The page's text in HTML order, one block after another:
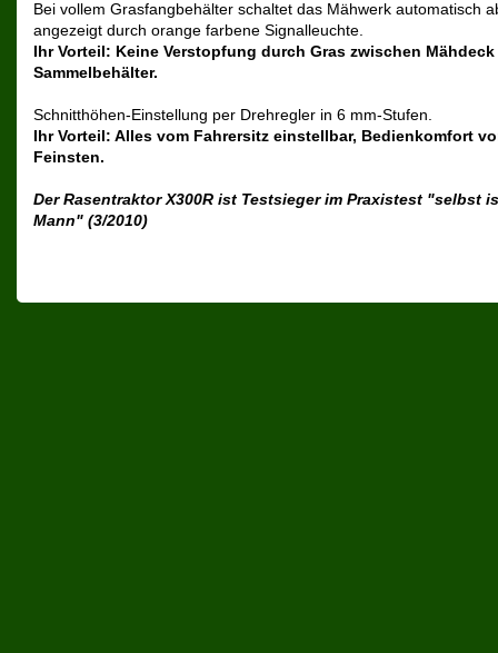
Bei vollem Grasfangbehälter schaltet das Mähwerk automatisch
angezeigt durch orange farbene Signalleuchte.
Ihr Vorteil: Keine Verstopfung durch Gras zwischen
Sammelbehälter.
Schnitthöhen-Einstellung per Drehregler in 6 mm-Stufen.
Ihr Vorteil: Alles vom Fahrersitz einstellbar, Bedienkomfort
Feinsten.
Der Rasentraktor X300R ist Testsieger im Praxistest "selbst
Mann" (3/2010)